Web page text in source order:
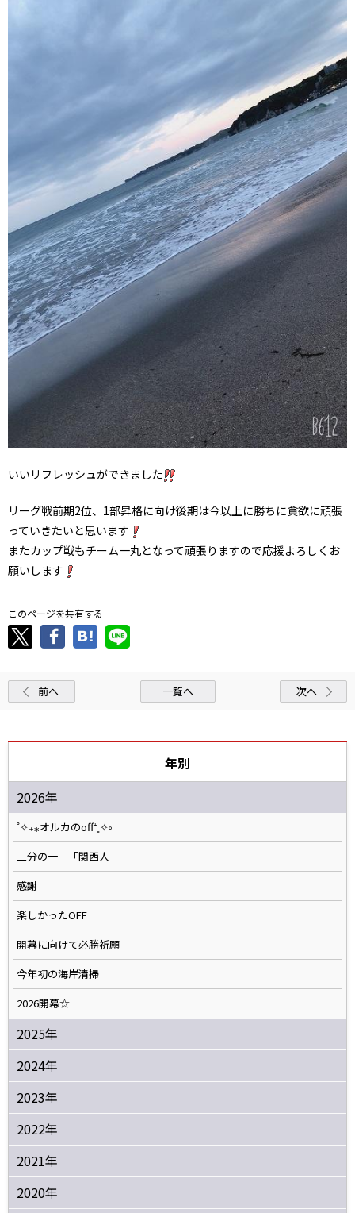
いいリフレッシュができました
リーグ戦前期2位、1部昇格に向け後期は今以上に勝ちに貪欲に頑張
っていきたいと思います
またカップ戦もチーム一丸となって頑張りますので応援よろしくお
願いします
このページを共有する
前へ 一覧へ 次へ
年別
2026年
˚✧₊⁎オルカのoff⁺˳✧༚
三分の一 「関西人」
感謝
楽しかったOFF
開幕に向けて必勝祈願
今年初の海岸清掃
2026開幕☆
2025年
2024年
2023年
2022年
2021年
2020年